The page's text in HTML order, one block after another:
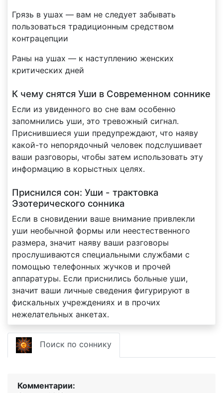
Грязь в ушах — вам не следует забывать
пользоваться традиционным средством
контрацепции
Раны на ушах — к наступлению женских
критических дней
К чему снятся Уши в Современном соннике
Если из увиденного во сне вам особенно
запомнились уши, это тревожный сигнал.
Приснившиеся уши предупреждают, что наяву
какой-то непорядочный человек подслушивает
ваши разговоры, чтобы затем использовать эту
информацию в корыстных целях.
Приснился сон: Уши - трактовка
Эзотерического сонника
Если в сновидении ваше внимание привлекли
уши необычной формы или неестественного
размера, значит наяву ваши разговоры
прослушиваются специальными службами с
помощью телефонных жучков и прочей
аппаратуры. Если приснились больные уши,
значит ваши личные сведения фигурируют в
фискальных учреждениях и в прочих
нежелательных анкетах.
Поиск по соннику
Комментарии: